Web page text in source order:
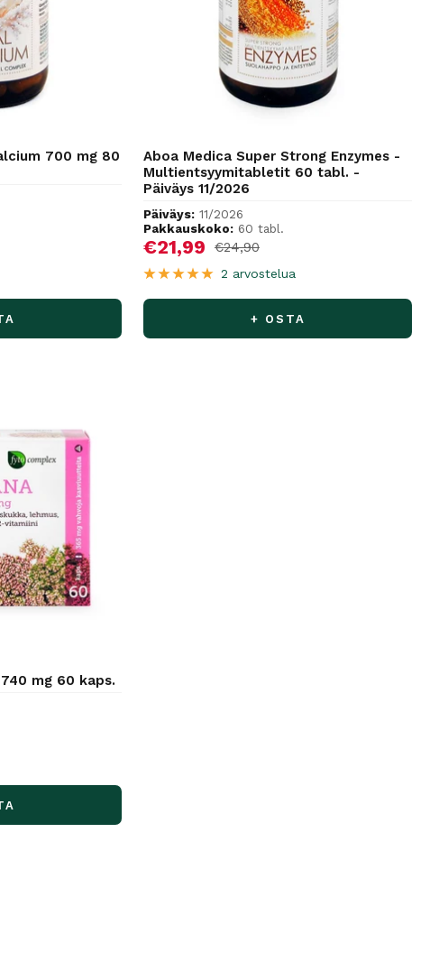
700 mg 80
Aboa Medica Super Strong Enzymes -
Multientsyymitabletit 60 tabl. -
Päiväys 11/2026
Päiväys: 11/2026
Pakkauskoko: 60 tabl.
Alennushinta
€21,99 Normaalihinta
€24,90
2 arvostelua
+ OSTA
mg 60 kaps.